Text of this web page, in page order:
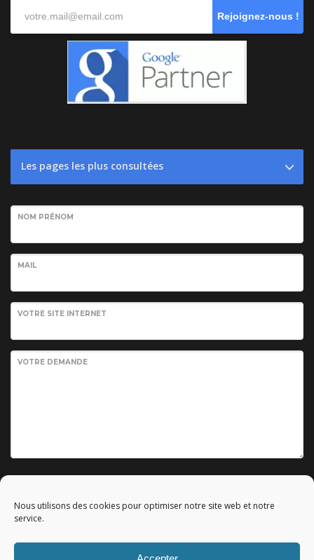
Nous utilisons des cookies pour optimiser notre site web et notre
service.
Rejoignez-nous !
Les pages les plus consultées
NOM PRÉNOM
MAIL
VOTRE SITE INTERNET
VOTRE DEMANDE